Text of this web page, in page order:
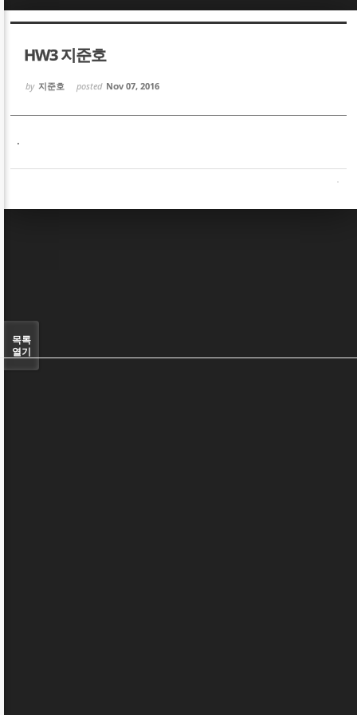
HW3 지준호
by 지준호 posted Nov 07, 2016
.
목록
열기
Sketchbook5, 스케치북5
Sketchbook5, 스케치북5
Sketchbook5, 스케치북5
Sketchbook5, 스케치북5